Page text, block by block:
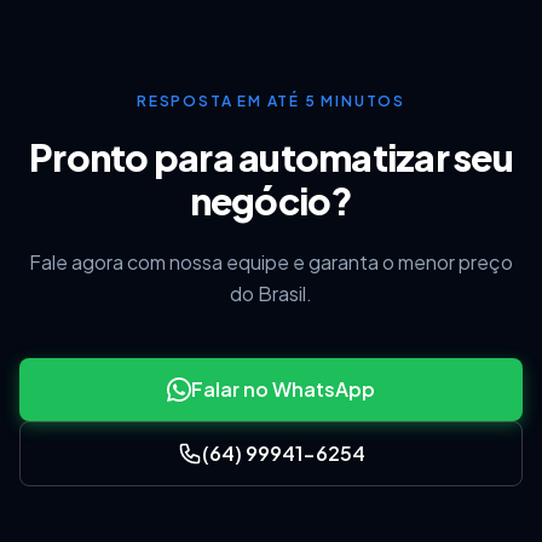
Caso a opção
ClippCheff - Trabalhar com
controle de mesasdentro das configurações da
NFC-e estiver marcada, será apresentada a
RESPOSTA EM ATÉ 5 MINUTOS
Pronto para automatizar seu
negócio?
Fale agora com nossa equipe e garanta o menor preço
do Brasil.
Falar no WhatsApp
(64) 99941-6254